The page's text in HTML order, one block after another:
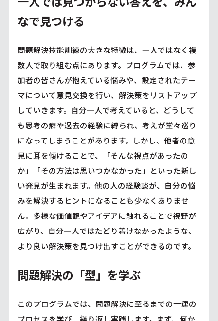
なで見つける
問題解決技能訓練の大きな特徴は、一人ではなく複
数人で取り組む点にあります。プログラムでは、参
加者の皆さんが抱えている悩みや、設定されたテー
マについて意見交換を行い、解決策をリストアップ
していきます。自分一人で考えていると、どうして
も思考の癖や過去の経験に縛られ、考えが堂々巡り
になってしまうことがあります。しかし、他者の意
見に耳を傾けることで、「そんな視点があったの
か」「その方法は思いつかなかった」といった新し
い発見が生まれます。他の人の経験談が、自分の悩
みを解決するヒントになることも少なくありませ
ん。多様な価値観やアイデアに触れることで視野が
広がり、自分一人ではたどり着けなかったような、
より良い解決策を見つけ出すことができるのです。
問題解決の「型」を学ぶ
このプログラムでは、問題解決に至るまでの一連の
プロセスを学び、繰り返し実践します。まず、何か